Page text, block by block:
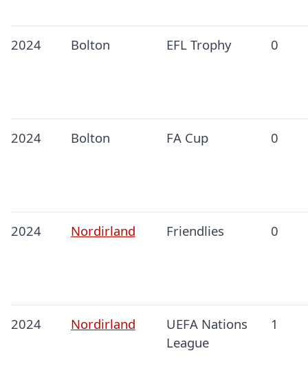
2024 Bolton EFL Trophy 0
2024 Bolton FA Cup 0
2024 Nordirland Friendlies 0
2024 Nordirland
UEFA Nations
League
1